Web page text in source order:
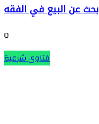
بحث عن البيع في الفقه
0
فتاوى شرعية